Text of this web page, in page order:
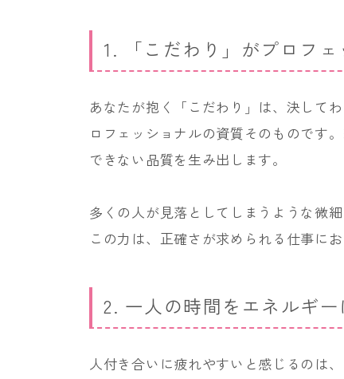
1. 「こだわり」がプロフ
あなたが抱く「こだわり」は、決して
ロフェッショナルの資質そのものです
できない品質を生み出します。
多くの人が見落としてしまうような微
この力は、正確さが求められる仕事に
2. 一人の時間をエネルギー
人付き合いに疲れやすいと感じるのは